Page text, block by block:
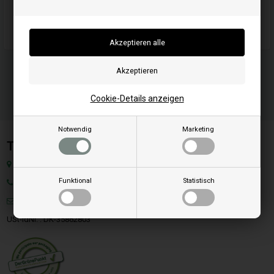
Notwendig Marketing
Funktional Statistisch
Cookie-Details anzeigen
Team SpareParts Group ApS
Tel: +49 40 299 99274
info@ersatzteilepelletofen.at
USt-IdNr. : DK-35862803